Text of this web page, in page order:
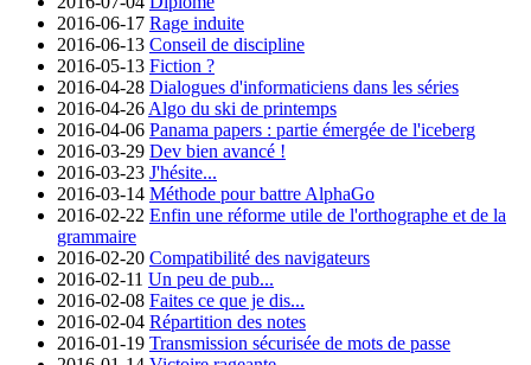
2016-06-17 Rage induite
2016-06-13 Conseil de discipline
2016-05-13 Fiction ?
2016-04-28 Dialogues d'informaticiens dans les séries
2016-04-26 Algo du ski de printemps
2016-04-06 Panama papers : partie émergée de l'iceberg
2016-03-29 Dev bien avancé !
2016-03-23 J'hésite...
2016-03-14 Méthode pour battre AlphaGo
2016-02-22 Enfin une réforme utile de l'orthographe et de la
grammaire
2016-02-20 Compatibilité des navigateurs
2016-02-11 Un peu de pub...
2016-02-08 Faites ce que je dis...
2016-02-04 Répartition des notes
2016-01-19 Transmission sécurisée de mots de passe